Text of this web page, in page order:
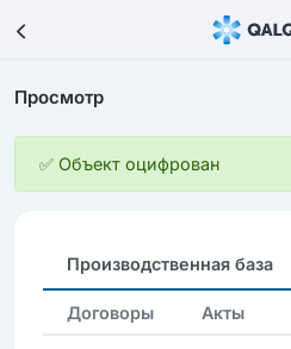
Просмотр
✅ Объект оцифрован
Производственная база
Договоры Акты